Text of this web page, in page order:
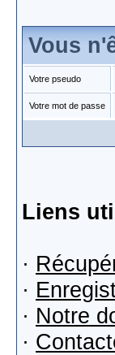
Vous
Votre pseudo
Votre mot de passe
Liens
·
·
· Notre
·